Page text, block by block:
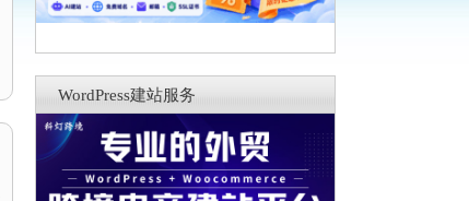
WordPress建站服务